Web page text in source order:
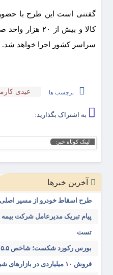
سراسر کشور اجرا خواهد شد.
برچسب ها: عیدی
به اشتراک بگذارید:
لینک کوتاه خبر:
آخرین خبرها
طرح اسقاط خودرو از مسیر
پیام تبریک مدیرعامل شرکت بیمه
تست
بورس رکورد شکست؛ شاخص ۵.۵ میلیونی شد
فروش ۱۰ میلیاردی در بازارهای شبانه‌روزی صنایع‌دستی